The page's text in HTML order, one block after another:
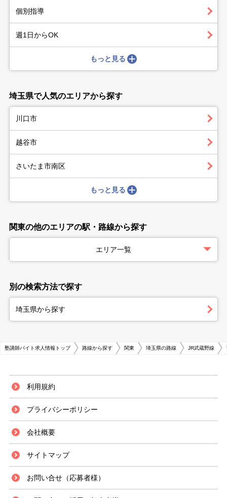
個別指導
週1日からOK
もっと見る
埼玉県で人気のエリアから探す
川口市
越谷市
さいたま市南区
もっと見る
関東の他のエリアの駅・路線から探す
エリア一覧
別の検索方法で探す
埼玉県から探す
塾講師バイト求人情報トップ 路線から探す 関東 埼玉県の路線 JR武蔵野線
利用規約
プライバシーポリシー
会社概要
サイトマップ
お問い合せ（応募者様）